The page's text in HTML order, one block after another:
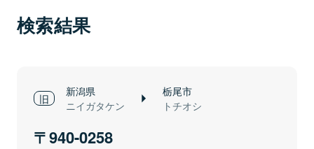
検索結果
新潟県
ニイガタケン
栃尾市
トチオシ
940-0258